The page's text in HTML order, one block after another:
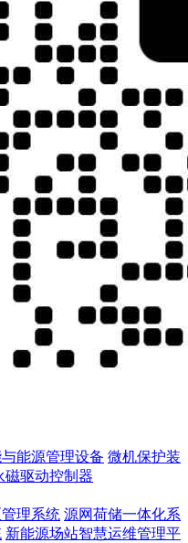
能源管理设备 微机保护装
磁驱动控制器
理系统 源网荷储一体化系
新能源场站智慧运维管理平